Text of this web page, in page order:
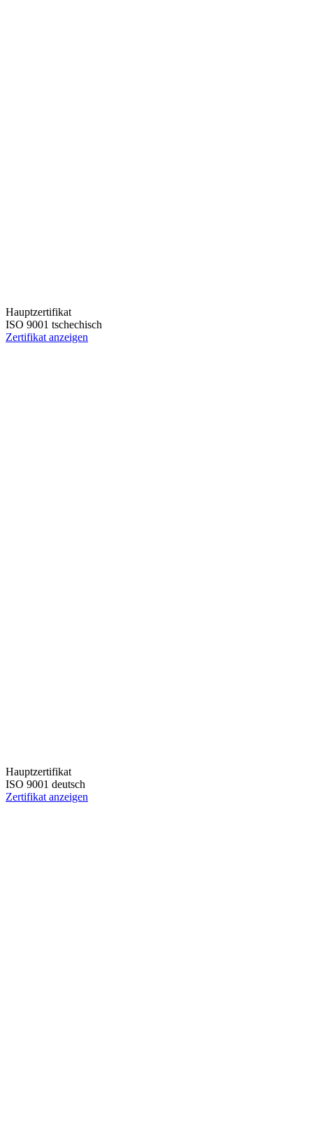
Hauptzertifikat
ISO 9001 tschechisch
Zertifikat anzeigen
Hauptzertifikat
ISO 9001 deutsch
Zertifikat anzeigen